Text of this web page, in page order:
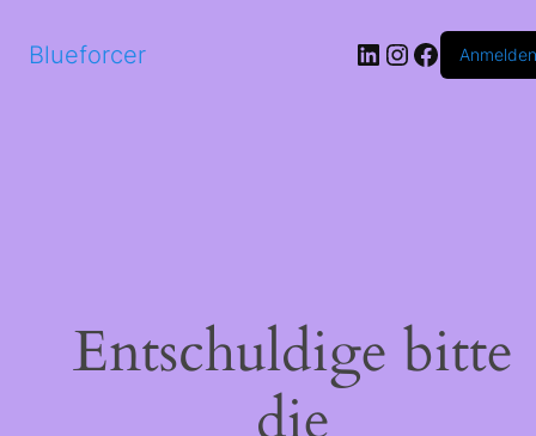
Blueforcer LinkedIn
Instagram
Anmelden
Entschuldige bitte
die